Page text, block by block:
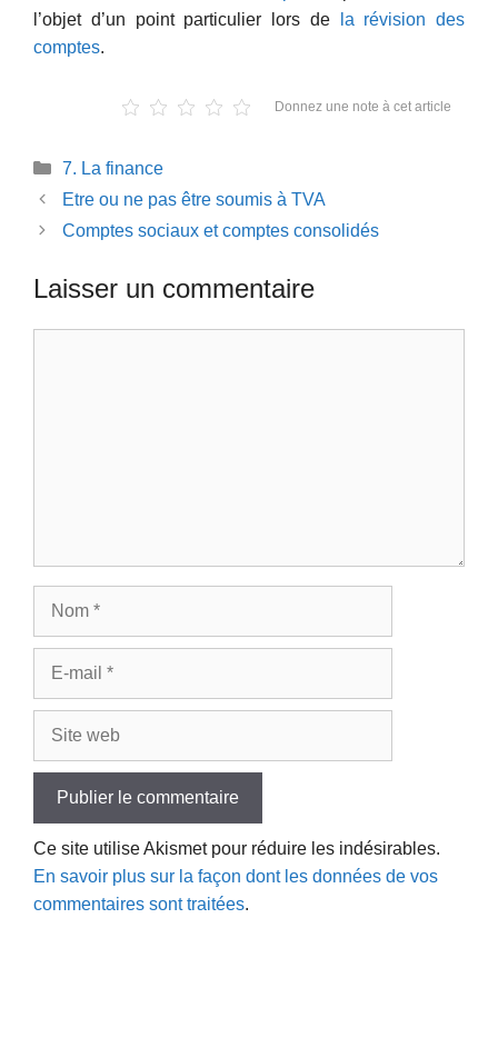
l’objet d’un point particulier lors de
la révision des
comptes.
Donnez une note à cet article
Catégories
7. La finance
Etre ou ne pas être soumis à TVA
Comptes sociaux et comptes consolidés
Laisser un commentaire
Ce site utilise Akismet pour réduire les indésirables.
En savoir plus sur la façon dont les données de vos
commentaires sont traitées.